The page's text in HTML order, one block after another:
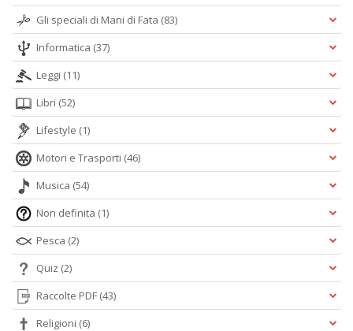
Gli speciali di Mani di Fata (83)
Informatica (37)
Leggi (11)
Libri (52)
Lifestyle (1)
Motori e Trasporti (46)
Musica (54)
Non definita (1)
Pesca (2)
Quiz (2)
Raccolte PDF (43)
Religioni (6)